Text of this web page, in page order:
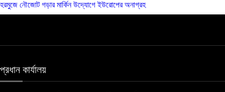
হরমুজে নৌজোট গড়ার মার্কিন উদ্যোগে ইউরোপের অনাগ্রহ
প্রধান কার্যালয়